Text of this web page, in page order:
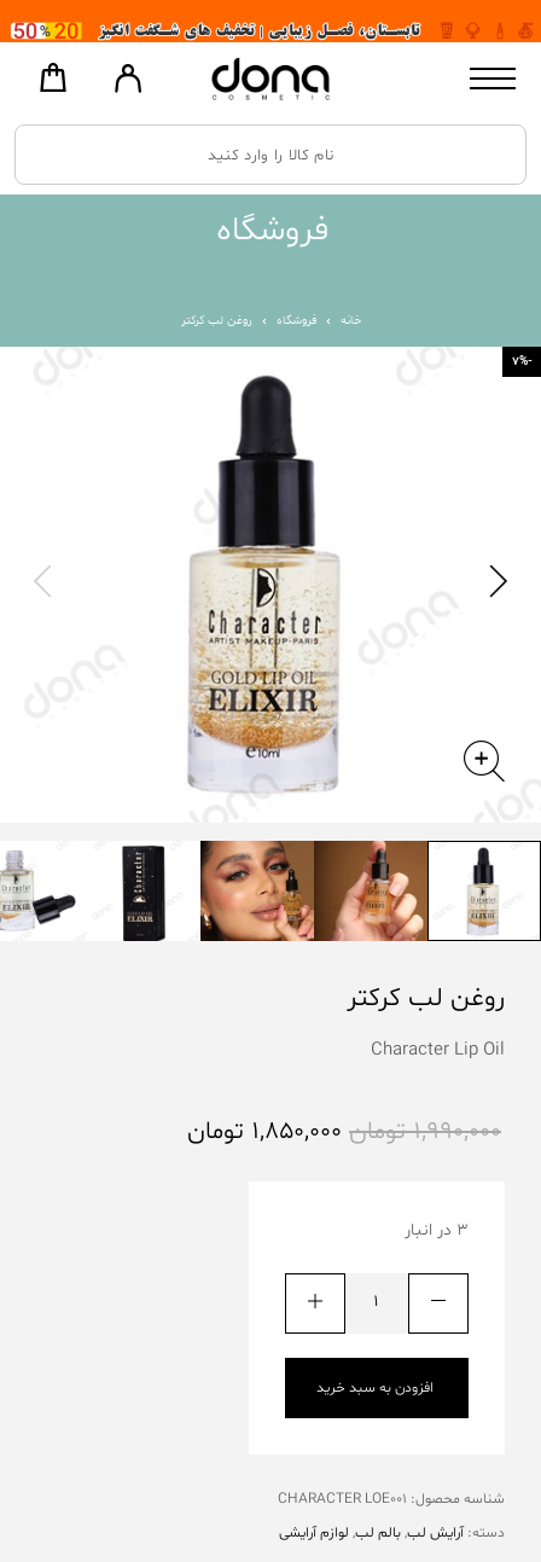
فروشگاه
خانه فروشگاه روغن لب کرکتر
-7%
روغن لب کرکتر
Character Lip Oil
1,990,000 تومان 1,850,000 تومان
3 در انبار
افزودن به سبد خرید
شناسه محصول: CHARACTER LOE001
دسته:آرایش لب,بالم لب, لوازم آرایشی